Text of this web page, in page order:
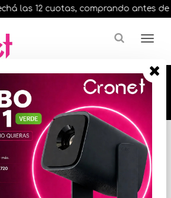
las 12 cuotas, comprando antes de
en todos nuestros artículos,
de las 13 hrs. envíos en el
día 🔥🔥🔥
CABLES